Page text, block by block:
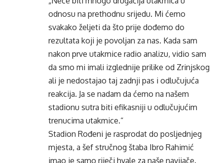
odnosu na prethodnu srijedu. Mi ćemo
svakako željeti da što prije dođemo do
rezultata koji je povoljan za nas. Kada sam
nakon prve utakmice radio analizu, vidio sam
da smo mi imali izglednije prilike od Zrinjskog
ali je nedostajao taj zadnji pas i odlučujuća
reakcija. Ja se nadam da ćemo na našem
stadionu sutra biti efikasniji u odlučujućim
trenucima utakmice.“
Stadion Rođeni je rasprodat do posljednjeg
mjesta, a šef stručnog štaba Ibro Rahimić
imao je samo riječi hvale za naše navijače.